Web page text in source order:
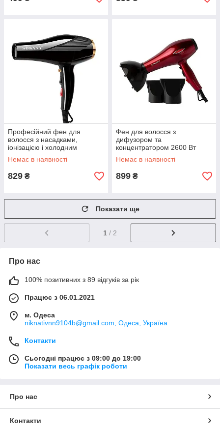
Професійний фен для
волосся з насадками,
іонізацією і холодним
повітрям 2600 Вт Sokany SK-
2214
Немає в наявності
829 ₴
Фен для волосся з
дифузором та
концентратором 2600 Вт
Sokany SK-2215
Немає в наявності
899 ₴
Показати ще
1 / 2
Про нас
100% позитивних з 89 відгуків за рік
Працює з 06.01.2021
м. Одеса
niknativnn9104b@gmail.com, Одеса, Україна
Контакти
Сьогодні працює з 09:00 до 19:00
Показати весь графік роботи
Про нас
Контакти